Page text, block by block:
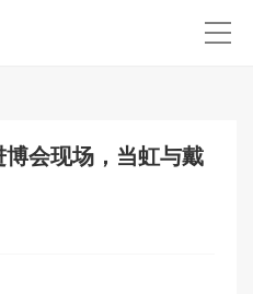
会现场，当虹与戴